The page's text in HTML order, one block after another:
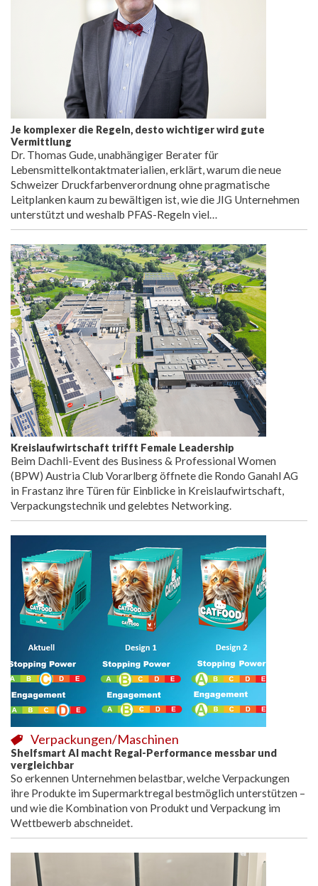
Je komplexer die Regeln, desto wichtiger wird gute
Vermittlung
Dr. Thomas Gude, unabhängiger Berater für
Lebensmittelkontaktmaterialien, erklärt, warum die neue
Schweizer Druckfarbenverordnung ohne pragmatische
Leitplanken kaum zu bewältigen ist, wie die JIG Unternehmen
unterstützt und weshalb PFAS-Regeln viel…
Kreislaufwirtschaft trifft Female Leadership
Beim Dachli-Event des Business & Professional Women
(BPW) Austria Club Vorarlberg öffnete die Rondo Ganahl AG
in Frastanz ihre Türen für Einblicke in Kreislaufwirtschaft,
Verpackungstechnik und gelebtes Networking.
Shelfsmart AI macht Regal-Performance messbar und
vergleichbar
Verpackungen/Maschinen
So erkennen Unternehmen belastbar, welche Verpackungen
ihre Produkte im Supermarktregal bestmöglich unterstützen –
und wie die Kombination von Produkt und Verpackung im
Wettbewerb abschneidet.